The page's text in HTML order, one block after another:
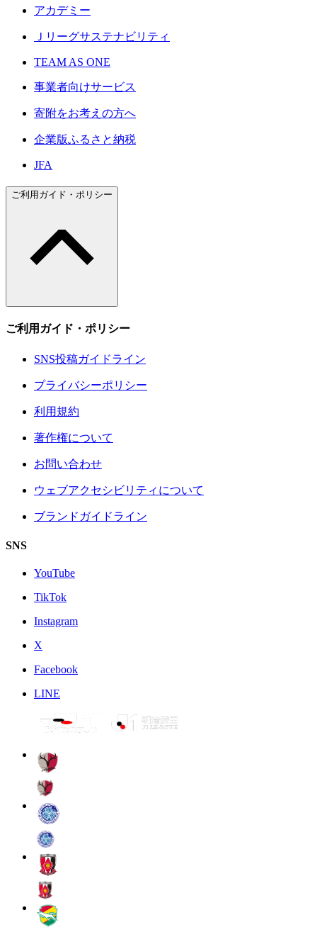
アカデミー
Ｊリーグサステナビリティ
TEAM AS ONE
事業者向けサービス
寄附をお考えの方へ
企業版ふるさと納税
JFA
ご利用ガイド・ポリシー
ご利用ガイド・ポリシー
SNS投稿ガイドライン
プライバシーポリシー
利用規約
著作権について
お問い合わせ
ウェブアクセシビリティについて
ブランドガイドライン
SNS
YouTube
TikTok
Instagram
X
Facebook
LINE